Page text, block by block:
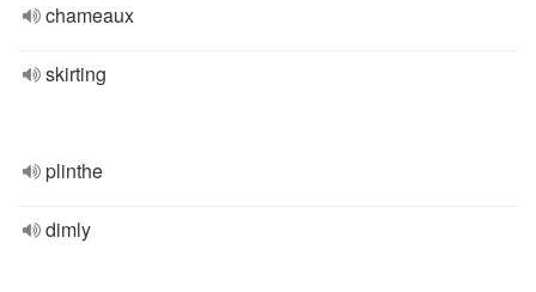
chameaux
skirting
plinthe
dimly